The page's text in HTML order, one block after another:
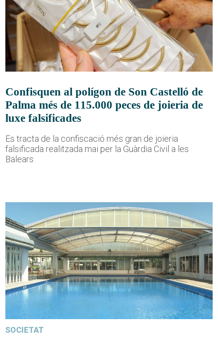
Confisquen al polígon de Son Castelló de
Palma més de 115.000 peces de joieria de
luxe falsificades
Es tracta de la confiscació més gran de joieria
falsificada realitzada mai per la Guàrdia Civil a les
Balears
SOCIETAT